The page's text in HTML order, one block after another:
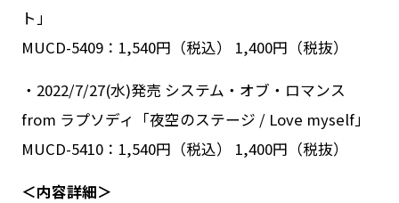
ト」
MUCD-5409：1,540円（税込） 1,400円（税抜）
・2022/7/27(水)発売 システム・オブ・ロマンス
from ラプソディ「夜空のステージ / Love myself」
MUCD-5410：1,540円（税込） 1,400円（税抜）
＜内容詳細＞